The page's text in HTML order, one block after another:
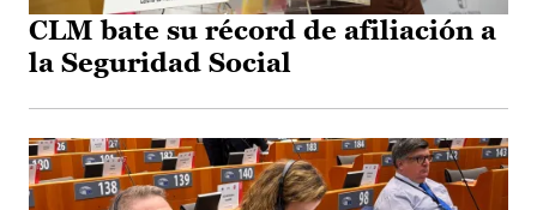
CLM bate su récord de afiliación a
la Seguridad Social